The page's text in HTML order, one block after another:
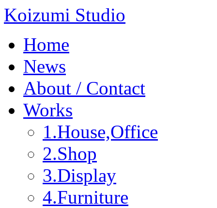
Koizumi Studio
Home
News
About / Contact
Works
1.House,Office
2.Shop
3.Display
4.Furniture